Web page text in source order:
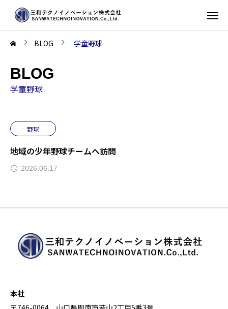
BLOG 学童野球
BLOG
学童野球
野球
地域の少年野球チームへ訪問
2026.06.17
本社